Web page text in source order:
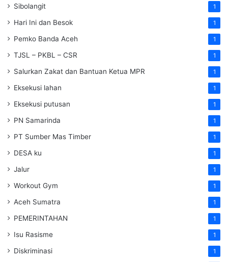
Sibolangit 1
Hari Ini dan Besok 1
Pemko Banda Aceh 1
TJSL – PKBL – CSR 1
Salurkan Zakat dan Bantuan Ketua MPR 1
Eksekusi lahan 1
Eksekusi putusan 1
PN Samarinda 1
PT Sumber Mas Timber 1
DESA ku 1
Jalur 1
Workout Gym 1
Aceh Sumatra 1
PEMERINTAHAN 1
Isu Rasisme 1
Diskriminasi 1